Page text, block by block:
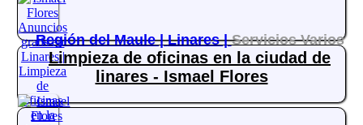
Región del Maule |Linares |Servicios Varios
Limpieza de oficinas en la ciudad de
linares - Ismael Flores